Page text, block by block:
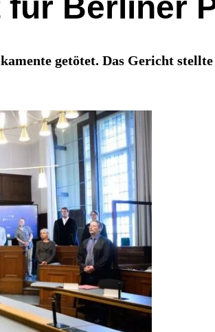
für Berliner
getötet. Das Gericht